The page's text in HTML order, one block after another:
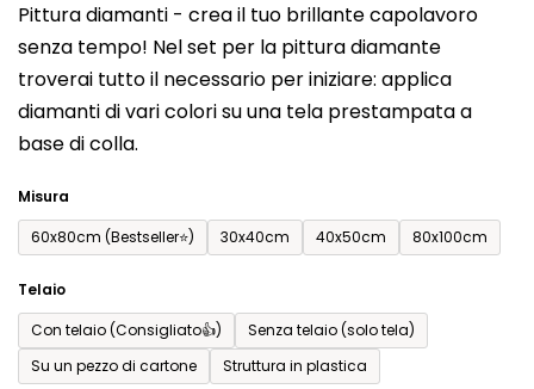
Pittura diamanti - crea il tuo brillante capolavoro
senza tempo! Nel set per la pittura diamante
troverai tutto il necessario per iniziare: applica
diamanti di vari colori su una tela prestampata a
base di colla.
Misura
60x80cm (Bestseller⭐)
30x40cm 40x50cm 80x100cm
Telaio
Con telaio (Consigliato👍)
Senza telaio (solo tela)
Su un pezzo di cartone
Struttura in plastica
prodotto
è
0,0
su
5